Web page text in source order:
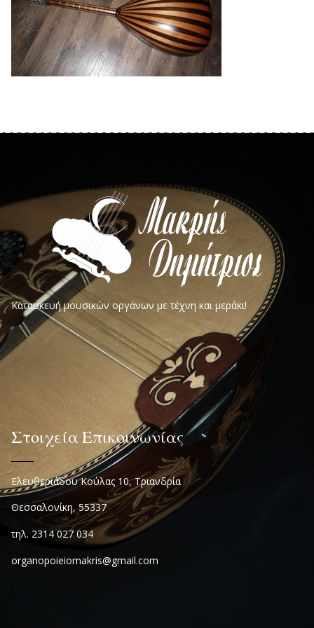
Κατασκευή μουσικών οργάνων με τέχνη και μεράκι!
Στοιχεία Επικοινωνίας
Ελευθεριάδου Κούλας 10, Τριανδρία
Θεσσαλονίκη, 55337
τηλ. 2314 027 034
organopoieiomakris@gmail.com